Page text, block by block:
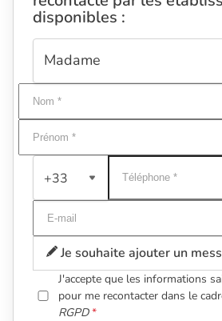
disponibles :
+33
Je souhaite ajouter un
J'accepte que les informations
pour me recontacter dans le
RGPD